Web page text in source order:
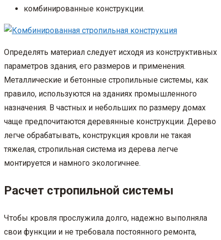
комбинированные конструкции.
Определять материал следует исходя из конструктивных
параметров здания, его размеров и применения.
Металлические и бетонные стропильные системы, как
правило, используются на зданиях промышленного
назначения. В частных и небольших по размеру домах
чаще предпочитаются деревянные конструкции. Дерево
легче обрабатывать, конструкция кровли не такая
тяжелая, стропильная система из дерева легче
монтируется и намного экологичнее.
Расчет стропильной системы
Чтобы кровля прослужила долго, надежно выполняла
свои функции и не требовала постоянного ремонта,